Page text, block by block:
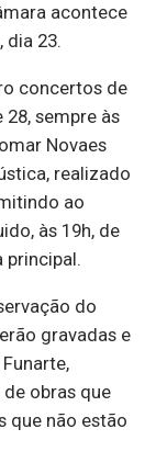
acontece
dia 23.
concertos de
28, sempre às
Novaes
realizado
ao
às 19h, de
principal.
do
gravadas e
obras que
que não estão